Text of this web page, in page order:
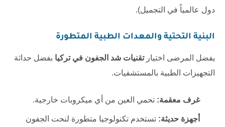
دول عالمياً في التجميل).
البنية التحتية والمعدات الطبية المتطورة
يفضل المرضى اختيارتقنيات شد الجفون في تركيا بفضل حداثة
التجهيزات الطبية بالمستشفيات.
غرف معقمة: تحمي العين من أي ميكروبات خارجية.
أجهزة حديثة: تستخدم تكنولوجيا متطورة لنحت الجفون